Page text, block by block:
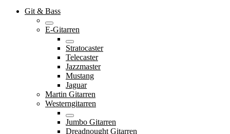
Git & Bass
E-Gitarren
Stratocaster
Telecaster
Jazzmaster
Mustang
Jaguar
Martin Gitarren
Westerngitarren
Jumbo Gitarren
Dreadnought Gitarren